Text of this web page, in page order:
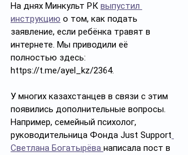
На днях Минкульт РК выпустил
инструкцию о том, как подать
заявление, если ребёнка травят в
интернете. Мы приводили её
полностью здесь:
https://t.me/ayel_kz/2364.
У многих казахстанцев в связи с этим
появились дополнительные вопросы.
Например, семейный психолог,
руководительница Фонда Just Support
Светлана Богатырёва написала пост в